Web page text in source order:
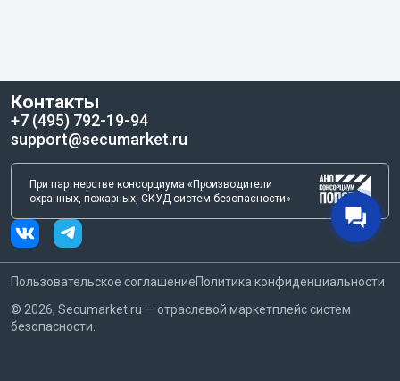
Контакты
+7 (495) 792-19-94
support@secumarket.ru
При партнерстве консорциума «Производители
охранных, пожарных, СКУД систем безопасности»
Пользовательское соглашениеПолитика конфиденциальности
© 2026, Secumarket.ru — отраслевой маркетплейс систем
безопасности.